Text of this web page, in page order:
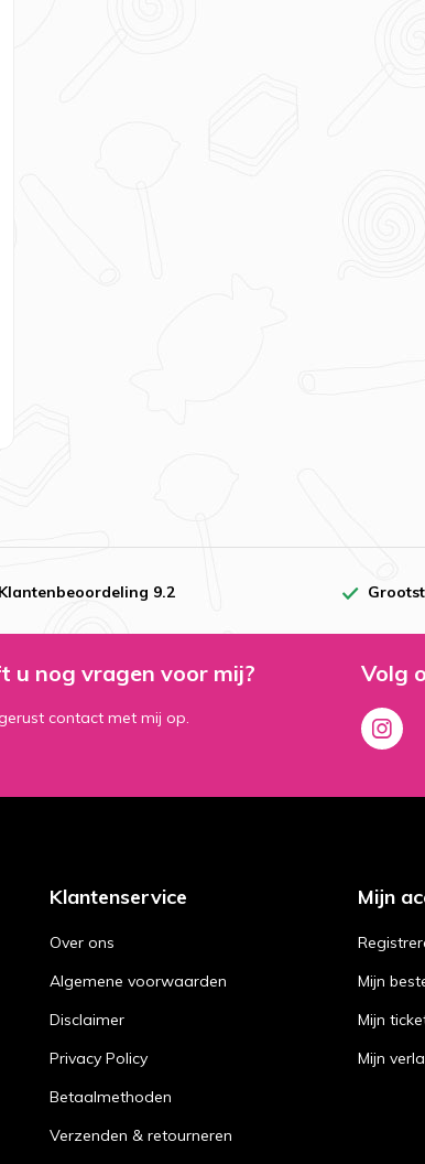
Klantenbeoordeling 9.2
u nog vragen voor mij?
contact met mij op.
Volg
Klantenservice
Over ons
Algemene voorwaarden
Disclaimer
Privacy Policy
Betaalmethoden
Verzenden & retourneren
Mijn
Mijn
Mijn
Mijn